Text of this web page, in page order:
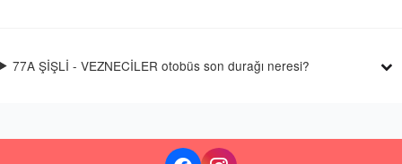
77A ŞİŞLİ - VEZNECİLER otobüs son durağı neresi?